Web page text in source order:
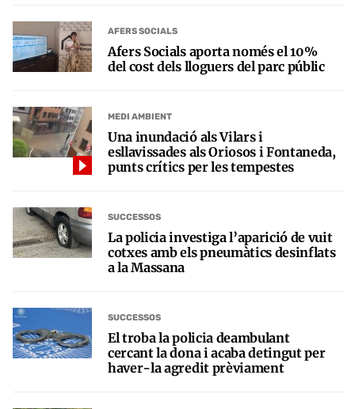
AFERS SOCIALS
Afers Socials aporta només el 10%
del cost dels lloguers del parc públic
MEDI AMBIENT
Una inundació als Vilars i
esllavissades als Oriosos i Fontaneda,
punts crítics per les tempestes
SUCCESSOS
La policia investiga l’aparició de vuit
cotxes amb els pneumàtics desinflats
a la Massana
SUCCESSOS
El troba la policia deambulant
cercant la dona i acaba detingut per
haver-la agredit prèviament